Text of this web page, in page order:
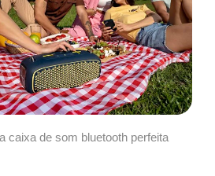
caixa de som bluetooth perfeita